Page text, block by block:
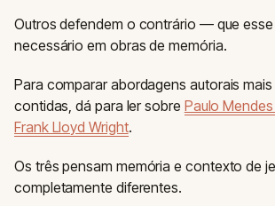
Outros defendem o contrário — que
necessário em obras de memória.
Para comparar abordagens autorais
contidas, dá para ler sobre Paulo
Frank Lloyd Wright.
Os três pensam memória e contexto de
completamente diferentes.